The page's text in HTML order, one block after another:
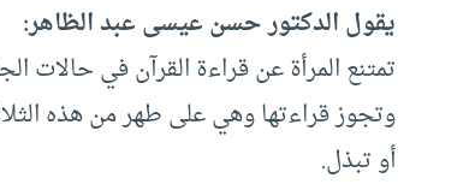
يقول الدكتور حسن عيسى عبد الظاهر:
تمتنع المرأة عن قراءة القرآن في حالات
وتجوز قراءتها وهي على طهر من هذه
أو تبذل.